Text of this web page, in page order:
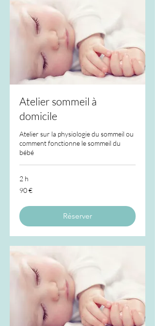
Atelier sommeil à
domicile
Atelier sur la physiologie du sommeil ou
comment fonctionne le sommeil du
bébé
2 h
90
euros
90 €
Réserver